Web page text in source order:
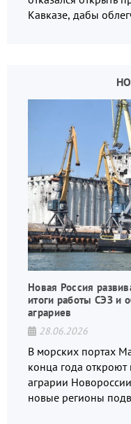
Кавказе, дабы
Новая Россия
итоги работы СЭЗ и
аграриев
28.06.2026
В морских портах
конца года откроют
аграрии
новые регионы